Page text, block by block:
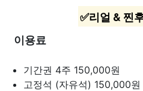
✅리얼 & 찐
이용료
기간권 4주 150,000원
고정석 (자유석) 150,000원